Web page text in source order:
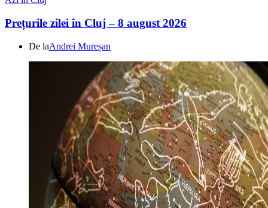
Prețurile zilei în Cluj – 8 august 2026
De laAndrei Mureșan